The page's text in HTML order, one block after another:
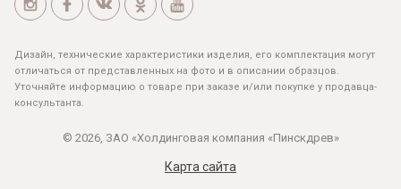
Дизайн, технические характеристики изделия, его комплектация могут
отличаться от представленных на фото и в описании образцов.
Уточняйте информацию о товаре при заказе и/или покупке у продавца-
консультанта.
© 2026, ЗАО «Холдинговая компания «Пинскдрев»
Карта сайта